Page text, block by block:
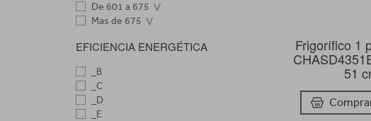
De 601 a 675
Mas de 675
EFICIENCIA ENERGÉTICA
_B
_C
_D
_E
Frigorífico 1
51